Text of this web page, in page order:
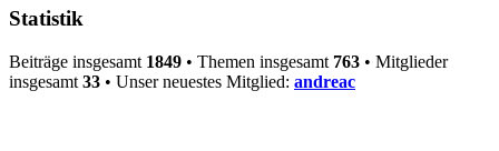
Statistik
Beiträge insgesamt 1849 • Themen insgesamt 763 • Mitglieder
insgesamt 33 • Unser neuestes Mitglied: andreac